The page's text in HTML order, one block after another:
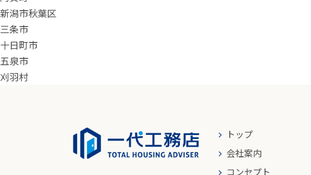
新潟市秋葉区
三条市
十日町市
五泉市
刈羽村
トップ
会社案内
コンセプト